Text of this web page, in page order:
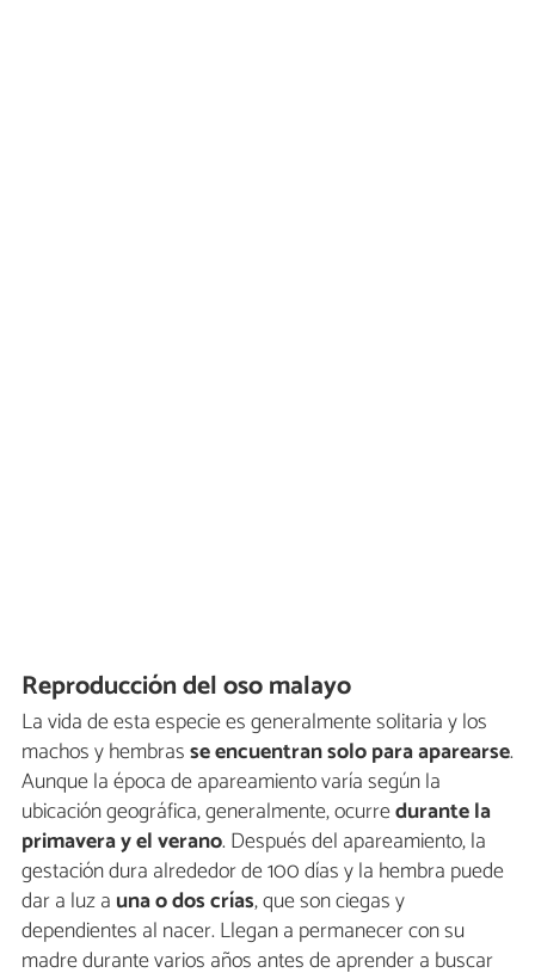
Reproducción del oso malayo
La vida de esta especie es generalmente solitaria y los
machos y hembrasse encuentran solo para aparearse.
Aunque la época de apareamiento varía según la
ubicación geográfica, generalmente, ocurredurante la
primavera y el verano. Después del apareamiento, la
gestación dura alrededor de 100 días y la hembra puede
dar a luz a una o dos crías, que son ciegas y
dependientes al nacer. Llegan a permanecer con su
madre durante varios años antes de aprender a buscar